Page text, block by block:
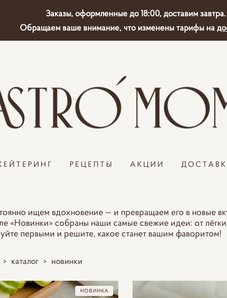
Заказы, оформленные до 18:00, доставим завтра.
Обращаем ваше внимание, что изменены тарифы на
РЕЦЕПТЫ АКЦИИ
ищем вдохновение — и превращаем его в новые
«Новинки» собраны наши самые свежие идеи: от
первыми и решите, какое станет вашим фаворитом!
> каталог > новинки
НОВИНКА